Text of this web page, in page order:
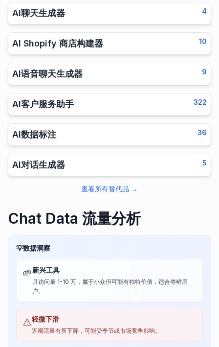
AI聊天生成器 4
AI Shopify 商店构建器 10
AI语音聊天生成器 9
AI客户服务助手 322
AI数据标注 36
AI对话生成器 5
查看所有替代品 →
Chat Data 流量分析
💡数据洞察
🌱新兴工具
月访问量 1-10 万，属于小众但可能有独特价值，适合尝鲜用
户。
⚠️轻微下滑
近期流量有所下降，可能受季节或市场竞争影响。